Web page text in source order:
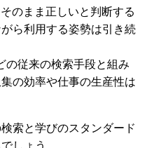
のまま正しいと判断する
ら利用する姿勢は引き続
従来の検索手段と組み
の効率や仕事の生産性は
索と学びのスタンダード